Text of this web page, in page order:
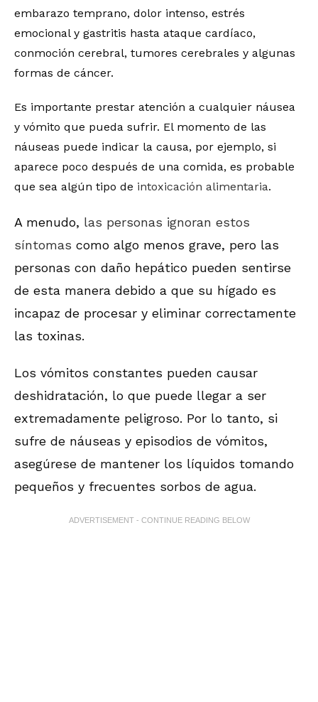
embarazo temprano, dolor intenso, estrés
emocional y gastritis hasta ataque cardíaco,
conmoción cerebral, tumores cerebrales y algunas
formas de cáncer.
Es importante prestar atención a cualquier náusea
y vómito que pueda sufrir. El momento de las
náuseas puede indicar la causa, por ejemplo, si
aparece poco después de una comida, es probable
que sea algún tipo de intoxicación alimentaria.
A menudo, las personas ignoran estos
síntomas como algo menos grave, pero las
personas con daño hepático pueden sentirse
de esta manera debido a que su hígado es
incapaz de procesar y eliminar correctamente
las toxinas.
Los vómitos constantes pueden causar
deshidratación, lo que puede llegar a ser
extremadamente peligroso. Por lo tanto, si
sufre de náuseas y episodios de vómitos,
asegúrese de mantener los líquidos tomando
pequeños y frecuentes sorbos de agua.
ADVERTISEMENT - CONTINUE READING BELOW